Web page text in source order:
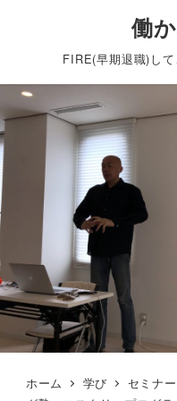
働
FIRE(早期退職)し
ホーム 学び セミナー